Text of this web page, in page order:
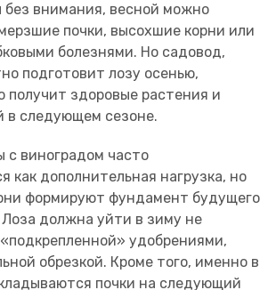
без внимания, весной можно
почки, высохшие корни или
болезнями. Но садовод,
подготовит лозу осенью,
получит здоровые растения и
в следующем сезоне.
с виноградом часто
как дополнительная нагрузка, но
формируют фундамент будущего
должна уйти в зиму не
удобрениями,
обрезкой. Кроме того, именно в
почки на следующий